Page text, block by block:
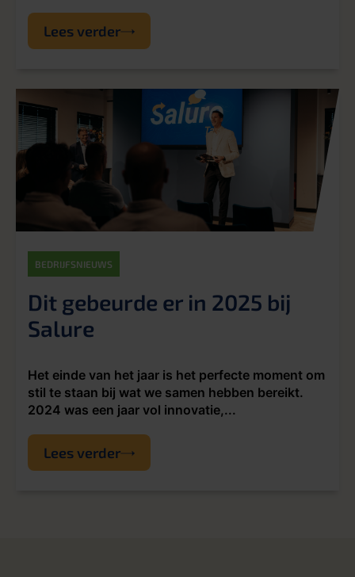
Lees verder
BEDRIJFSNIEUWS
Dit gebeurde er in 2025 bij
Salure
Het einde van het jaar is het perfecte moment om
stil te staan bij wat we samen hebben bereikt.
2024 was een jaar vol innovatie,...
Lees verder